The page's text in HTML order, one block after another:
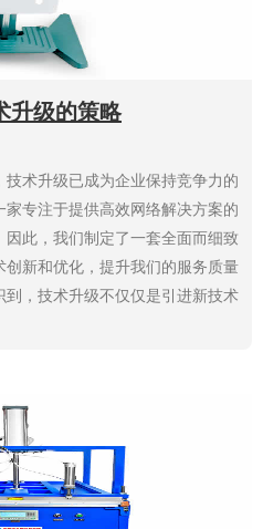
升级的策略
术升级已成为企业保持竞争力的
专注于提供高效网络解决方案的
此，我们制定了一套全面而细致
新和优化，提升我们的服务质量
，技术升级不仅仅是引进新技术